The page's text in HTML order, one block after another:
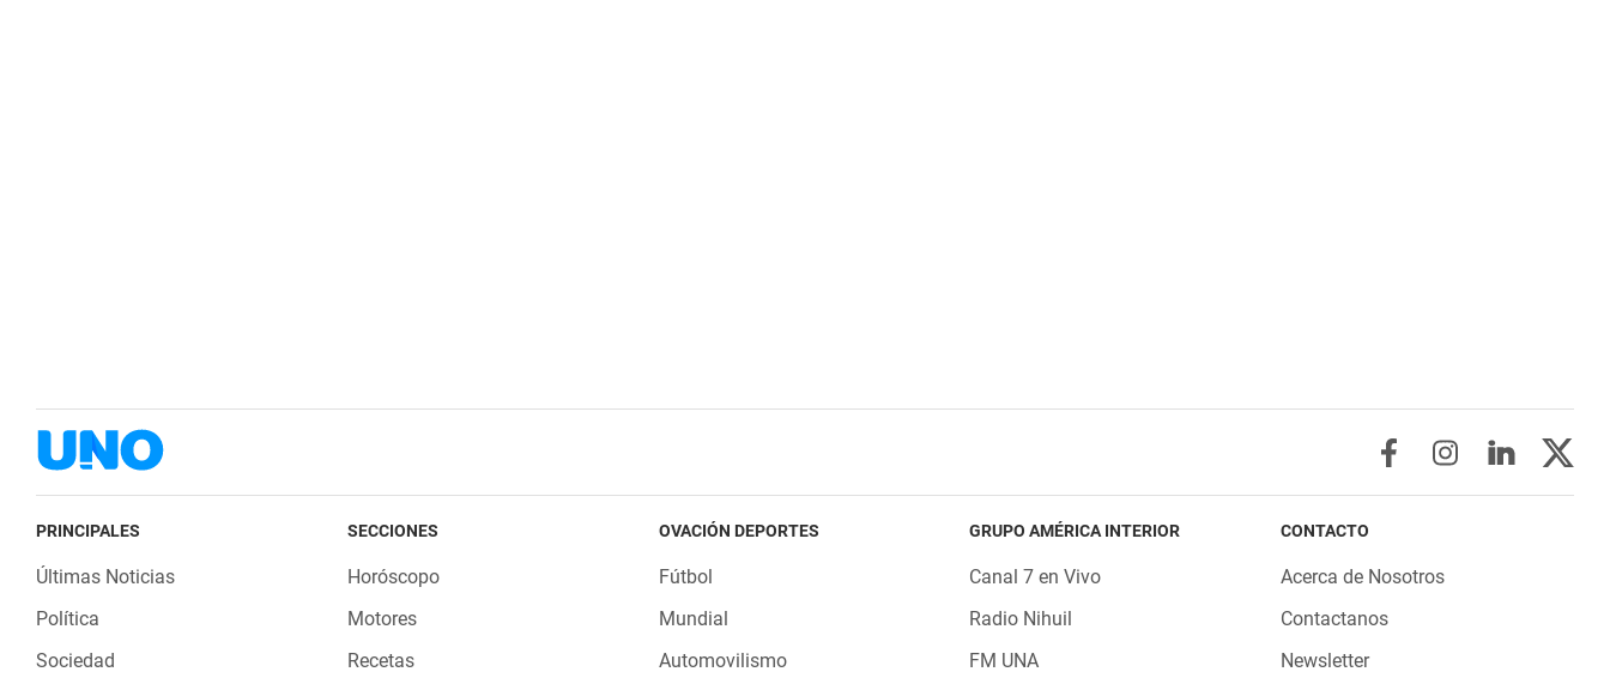
PRINCIPALES
Últimas Noticias
Política
Sociedad
SECCIONES
Horóscopo
Motores
Recetas
OVACIÓN DEPORTES
Fútbol
Mundial
Automovilismo
GRUPO AMÉRICA INTERIOR
Canal 7 en Vivo
Radio Nihuil
FM UNA
CONTACTO
Acerca de Nosotros
Contactanos
Newsletter